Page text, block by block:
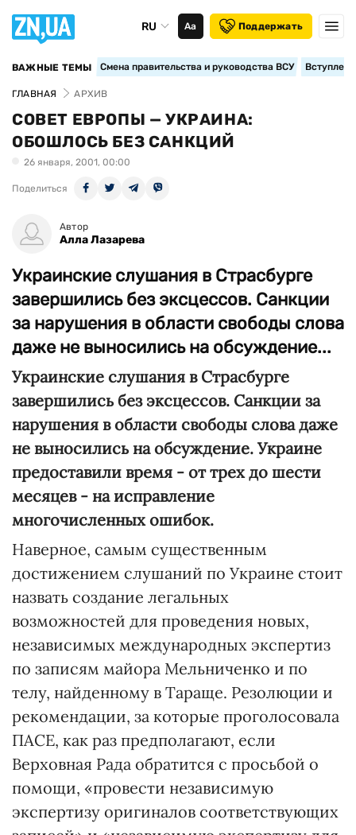
RU Аа Поддержать
ВАЖНЫЕ ТЕМЫ Смена правительства и руководства ВСУ
ГЛАВНАЯ АРХИВ
СОВЕТ ЕВРОПЫ — УКРАИНА:
ОБОШЛОСЬ БЕЗ САНКЦИЙ
26 января, 2001, 00:00
Поделиться
Автор
Алла Лазарева
Украинские слушания в Страсбурге
завершились без эксцессов. Санкции
за нарушения в области свободы слова
даже не выносились на обсуждение...
Украинские слушания в Страсбурге
завершились без эксцессов. Санкции за
нарушения в области свободы слова даже
не выносились на обсуждение. Украине
предоставили время - от трех до шести
месяцев - на исправление
многочисленных ошибок.
Наверное, самым существенным
достижением слушаний по Украине стоит
назвать создание легальных
возможностей для проведения новых,
независимых международных экспертиз
по записям майора Мельниченко и по
телу, найденному в Тараще. Резолюции и
рекомендации, за которые проголосовала
ПАСЕ, как раз предполагают, если
Верховная Рада обратится с просьбой о
помощи, «провести независимую
экспертизу оригиналов соответствующих